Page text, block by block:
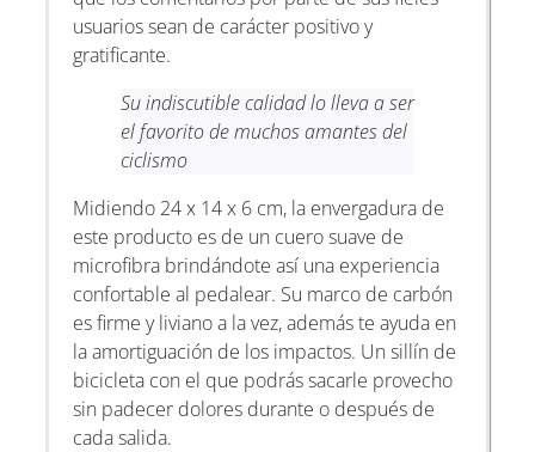
usuarios sean de carácter positivo y
gratificante.
Su indiscutible calidad lo lleva a ser
el favorito de muchos amantes del
ciclismo
Midiendo 24 x 14 x 6 cm, la envergadura de
este producto es de un cuero suave de
microfibra brindándote así una experiencia
confortable al pedalear. Su marco de carbón
es firme y liviano a la vez, además te ayuda en
la amortiguación de los impactos. Un sillín de
bicicleta con el que podrás sacarle provecho
sin padecer dolores durante o después de
cada salida.